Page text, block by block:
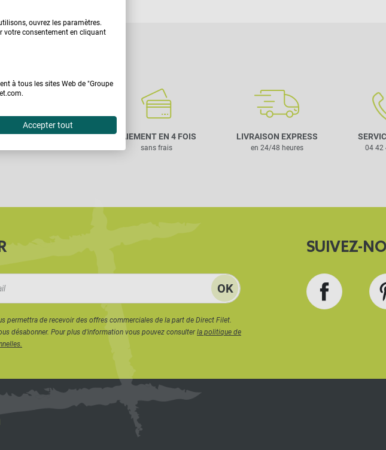
CLICK & COLLECT PAIEMENT EN 4 FOIS
sans frais
LIVRAISON EXPRESS
en 24/48 heures 04 42
permettra de recevoir des offres commerciales de la part de Direct Filet.
désabonner. Pour plus d'information vous pouvez consulterla politique de
SUIVEZ-
ouvrez les paramètres.
votre consentement en cliquant
à tous les sites Web de "Groupe
Accepter tout